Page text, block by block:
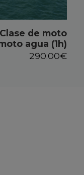
de moto
agua (1h)
290.00€